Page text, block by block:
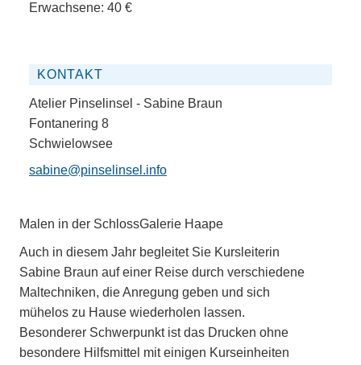
Erwachsene: 40 €
KONTAKT
Atelier Pinselinsel - Sabine Braun
Fontanering 8
Schwielowsee
sabine@pinselinsel.info
Malen in der SchlossGalerie Haape
Auch in diesem Jahr begleitet Sie Kursleiterin
Sabine Braun auf einer Reise durch verschiedene
Maltechniken, die Anregung geben und sich
mühelos zu Hause wiederholen lassen.
Besonderer Schwerpunkt ist das Drucken ohne
besondere Hilfsmittel mit einigen Kurseinheiten